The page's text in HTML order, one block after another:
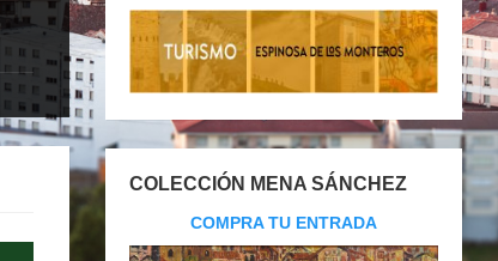
COLECCIÓN MENA SÁNCHEZ
COMPRA TU ENTRADA